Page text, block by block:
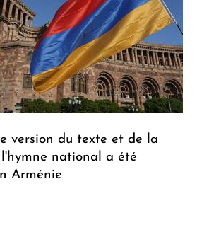
version du texte et de la
national a été
Arménie